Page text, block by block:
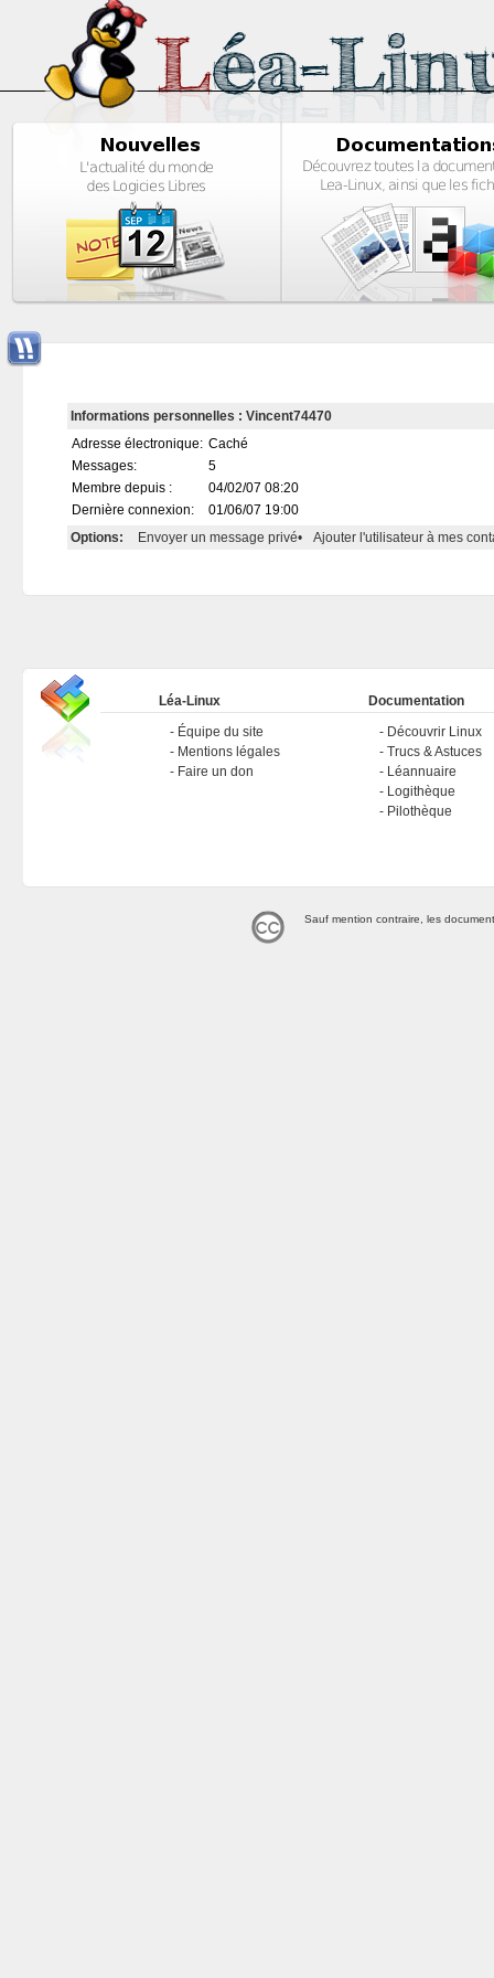
Informations personnelles : Vincent74470
Adresse électronique: Caché
Messages:
5
Membre depuis :
04/02/07 08:20
Dernière connexion:
01/06/07 19:00
Options:
Envoyer un message privé• Ajouter l'utilisateur à mes
Léa-Linux
Équipe du site
Mentions légales
Faire un don
Documentation
Découvrir Linux
Trucs & Astuces
Léannuaire
Logithèque
Pilothèque
Sauf mention contraire, les